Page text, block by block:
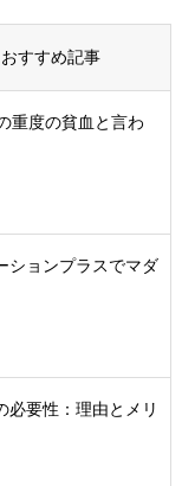
おすすめ記事
重度の貧血と言わ
ションプラスでマダ
必要性：理由とメリ